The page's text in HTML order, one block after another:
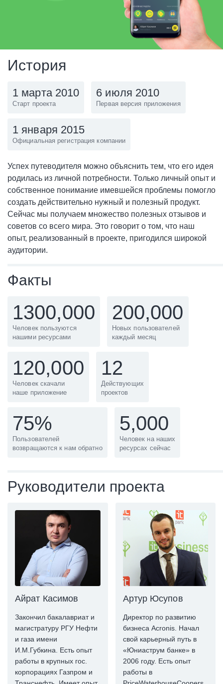
История
1 марта 2010
Старт проекта
6 июля 2010
Первая версия приложения
1 января 2015
Официальная регистрация компании
Успех путеводителя можно объяснить тем, что его идея
родилась из личной потребности. Только личный опыт и
собственное понимание имевшейся проблемы помогло
создать действительно нужный и полезный продукт.
Сейчас мы получаем множество полезных отзывов и
советов со всего мира. Это говорит о том, что наш
опыт, реализованный в проекте, пригодился широкой
аудитории.
Факты
1300,000
Человек пользуются
нашими ресурсами
200,000
Новых пользователей
каждый месяц
120,000
Человек скачали
наше приложение
12
Действующих
проектов
75%
Пользователей
возвращаются к нам обратно
5,000
Человек на наших
ресурсах сейчас
Руководители проекта
Айрат Касимов
Закончил бакалавриат и
магистратуру РГУ Нефти
и газа имени
И.М.Губкина. Есть опыт
работы в крупных гос.
корпорациях Газпром и
Артур Юсупов
Директор по развитию
бизнеса Acronis. Начал
свой карьерный путь в
«Юниаструм банке» в
2006 году. Есть опыт
работы в